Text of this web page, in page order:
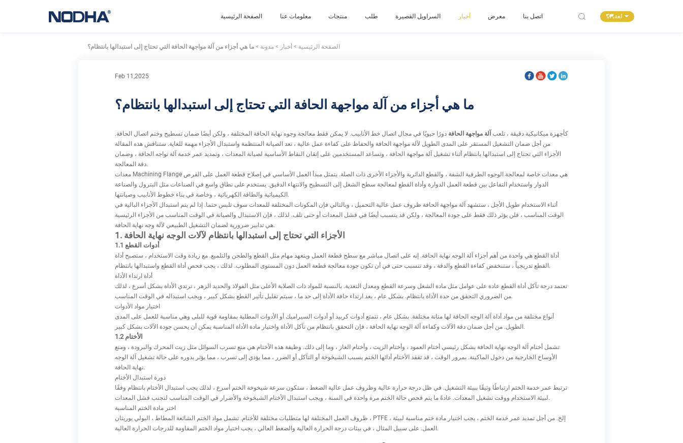
الصفحة الرئيسية معلومات عنا منتجات طلب السراويل القصيرة أخبار معرض اتصل بنا لغة
الصفحة الرئيسية > أخبار >مدونة > ما هي أجزاء من آلة مواجهة الحافة التي تحتاج إلى استبدالها بانتظام؟
Feb 11,2025
ما هي أجزاء من آلة مواجهة الحافة التي تحتاج إلى استبدالها بانتظام؟
كأجهزة ميكانيكية دقيقة ، تلعب آلة مواجهة الحافة دورًا حيويًا في مجال اتصال خط الأنابيب. لا يمكن فقط معالجة وجوه نهاية الحافة المختلفة ، ولكن أيضًا ضمان تسطيح وختم اتصال الحافة.
من أجل ضمان التشغيل المستقر على المدى الطويل لآلة مواجهة الحافة والحفاظ على كفاءة عمل عالية ، تعد الصيانة المنتظمة واستبدال الأجزاء مهمة للغاية. ستناقش هذه المقالة
الأجزاء التي تحتاج إلى استبدالها بانتظام أثناء تشغيل آلة مواجهة الحافة ، وتساعد المستخدمين على إتقان النقاط الأساسية لصيانة المعدات ، وتمديد عمر خدمة آلة تواجه الحافة ، وضمان
دقة المعالجة.
معدات Machining Flange هي معدات خاصة لمعالجة الوجوه الطرفية الشفة ، والقطع الدائرية والأجزاء الأخرى ذات الصلة. يتمثل مبدأ العمل الأساسي في إصلاح قطعة العمل على القرص
الدوار واستخدام التفاعل بين قطعة العمل الدوارة وأداة القطع لمعالجة سطح الشغل إلى التسطيح والانتهاء الدقيق. يستخدم على نطاق واسع في الصناعات مثل البترول والصناعة
الكيميائية والطاقة الكهربائية ، وخاصة في بناء خطوط الأنابيب وصيانتها.
أثناء الاستخدام طويل الأجل ، ستشهد آلة مواجهة الحافة ظروف عمل عالية التحميل ، وبالتالي فإن المكونات المختلفة للمعدات سوف تلبس حتما. إذا لم يتم استبدال الأجزاء البالية في
الوقت المناسب ، فلن يؤثر ذلك فقط على جودة المعالجة ، ولكن قد يتسبب أيضًا في فشل المعدات أو حتى تلف. لذلك ، فإن الاستبدال والصيانة في الوقت المناسب من الأجزاء الرئيسية
هي تدابير ضرورية لضمان التشغيل الطبيعي لآلة وجه نهاية الحافة.
1. الأجزاء التي تحتاج إلى استبدالها بانتظام لآلات الوجه نهاية الحافة
1.1 أدوات القطع
أداة القطع هي واحدة من أهم أجزاء آلة الوجه نهاية الحافة. إنه على اتصال مباشر مع سطح قطعة العمل ويتعهد مهام مثل القطع والطحن والتلميع. مع زيادة وقت الاستخدام ، ستصبح أداة
القطع تدريجياً ، ستنخفض كفاءة القطع والدقة ، وقد تتسبب حتى في أن تكون جودة معالجة قطعة العمل دون المستوى المطلوب. لذلك ، يجب فحص أداة القطع واستبدالها بانتظام.
أداة ارتداء الأداة
تعتمد درجة تآكل أداة القطع عادة على عوامل مثل مادة الشغل وسرعة القطع ومعدل التغذية. بالنسبة للمواد ذات الصلابة الأعلى مثل الفولاذ والحديد الزهر ، ترتدي الأداة بشكل أسرع ، لذلك
من الضروري التحقق من حدة الأداة بانتظام. بشكل عام ، بعد ارتداء حافة الأداة إلى حد ما ، سيتم تقليل تأثير القطع بشكل كبير ، ويجب استبداله في الوقت المناسب.
اختيار مواد الأدوات
أنواع مختلفة من مواد أداة آلة الوجه الحافة لها متانة مختلفة. بشكل عام ، تتمتع أدوات كربيد أو أدوات السيراميك أو الأدوات المطلية بمقاومة قوية للبلى وهي مناسبة للعمل على المدى
الطويل. من أجل ضمان دقة الآلات وكفاءة آلة الوجه نهاية الحافة ، فإن التحقق بانتظام من تآكل الأداة واختيار مادة الأداة المناسبة يمكن أن يحسن جودة الآلات بشكل كبير.
1.2 الأختام
تشمل أختام آلة الوجه نهاية الحافة بشكل رئيسي أختام العمود ، وأختام الزيت ، وأختام الغاز ، وما إلى ذلك. وظيفة هذه الأختام هي منع تسرب السوائل مثل زيت المحرك والبرودة ، ومنع
الأوساخ الخارجية من دخول الماكينة. بمرور الوقت ، قد تفقد الأختام أدائها الختم بسبب الشيخوخة أو التآكل أو الضرر ، مما يؤدي إلى تسرب ، مما يؤثر بدوره على حالة تشغيل آلة الوجه
نهاية الحافة.
دورة استبدال الأختام
ترتبط عمر خدمة الختم ارتباطًا وثيقًا ببيئة التشغيل. في ظل درجة حرارة عالية وظروف عمل عالية الضغط ، ستكون سرعة شيخوخة الختم أسرع ، لذلك يجب استبدال الأختام بانتظام وفقًا
لبيئة الاستخدام ووقت تشغيل المعدات. عادةً ما يتم فحص حالة الختم مرة واحدة في السنة ، ويجب استبدال الأختام الشيخوخة والأضرار في الوقت المناسب لتجنب فشل المعدات.
اختر مادة الختم المناسبة
ظروف العمل المختلفة لها متطلبات مختلفة للأختام. تشمل مواد الختم الشائعة المطاط ، البولي يوريثان ، PTFE ، إلخ. من أجل تمديد عمر خدمة الختم ، يجب اختيار مادة ختم مناسبة لبيئة
العمل. على سبيل المثال ، في بيئات درجة الحرارة العالية والضغط العالي ، يجب اختيار مواد الختم المقاومة للدرجات الحرارة العالية.